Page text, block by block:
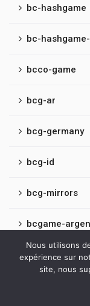
bc-hashgame
bc-
bcco-game
bcg-ar
bcg-germany
bcg-id
bcg-mirrors
bcgame-
bcgame-az
Nous utilisons
expérience sur
site, nous